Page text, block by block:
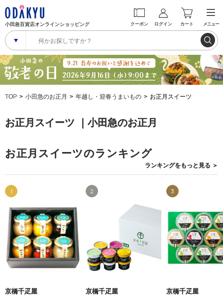
小田急百貨店オンラインショッピング クーポン ログイン カート メニュー
TOP 小田急のお正月 年越し・迎春うまいもの お正月スイーツ
お正月スイーツ ｜小田急のお正月
お正月スイーツのランキング
ランキングをもっと見る ＞
1
京橋千疋屋
2
京橋千疋屋
3
京橋千疋屋